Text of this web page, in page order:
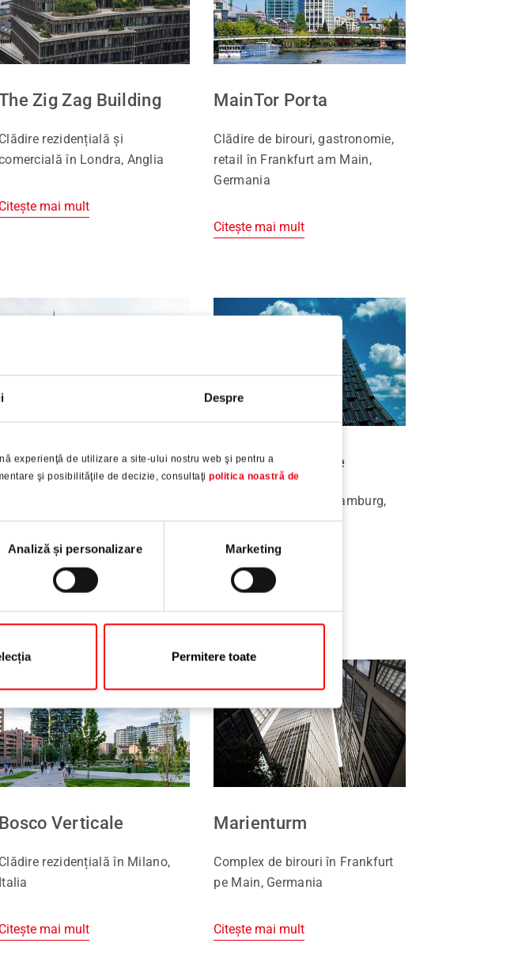
Despre
experienţă de utilizare a site-ului nostru web şi pentru a
şi posibilităţile de decizie, consultaţi politica noastră de
Analiză și personalizare Marketing
Permitere toate
Zig Zag Building
Clădire rezidențială și
în Londra, Anglia
Citește mai mult
MainTor Porta
Clădire de birouri, gastronomie,
retail în Frankfurt am Main,
Germania
Citește mai mult
Katharinen
de birouri în Hamburg,
Germania
Citește mai mult
Tanzende Türme
Clădire de birouri în Hamburg,
Germania
Citește mai mult
Bosco Verticale
Clădire rezidențială în Milano,
Italia
Citește mai mult
Marienturm
Complex de birouri în Frankfurt
pe Main, Germania
Citește mai mult